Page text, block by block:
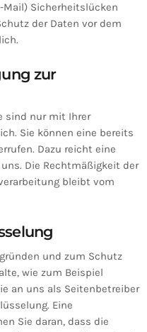
Mail) Sicherheitslücken
der Daten vor dem
zur
sind nur mit Ihrer
Sie können eine bereits
Dazu reicht eine
Die Rechtmäßigkeit der
bleibt vom
und zum Schutz
wie zum Beispiel
an uns als Seitenbetreiber
Eine
Sie daran, dass die